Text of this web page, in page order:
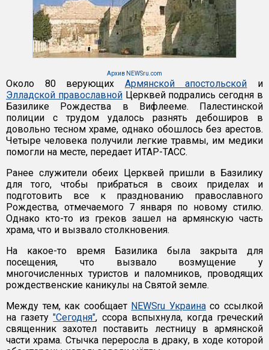
Архив NEWSru.com
Около 80 верующих Армянской апостольской и
Элладской православнойЦерквей подрались сегодня в
Базилике Рождества в Вифлееме. Палестинской
полиции с трудом удалось разнять дебоширов в
довольно тесном храме, однако обошлось без арестов.
Четыре человека получили легкие травмы, им медики
помогли на месте, передает ИТАР-ТАСС.
Ранее служители обеих Церквей пришли в Базилику
для того, чтобы прибраться в своих приделах и
подготовить все к празднованию православного
Рождества, отмечаемого 7 января по новому стилю.
Однако кто-то из греков зашел на армянскую часть
храма, что и вызвало столкновения.
На какое-то время Базилика была закрыта для
посещения, что вызвало возмущение у
многочисленных туристов и паломников, проводящих
рождественские каникулы на Святой земле.
Между тем, как сообщает NEWSru Украинасо ссылкой
на газету"Сегодня", ссора вспыхнула, когда греческий
священник захотел поставить лестницу в армянской
части храма. Стычка переросла в драку, в ходе которой